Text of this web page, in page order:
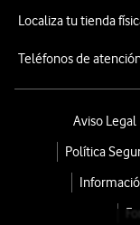
Localiza tu tienda
Teléfonos de
Aviso Legal
Política